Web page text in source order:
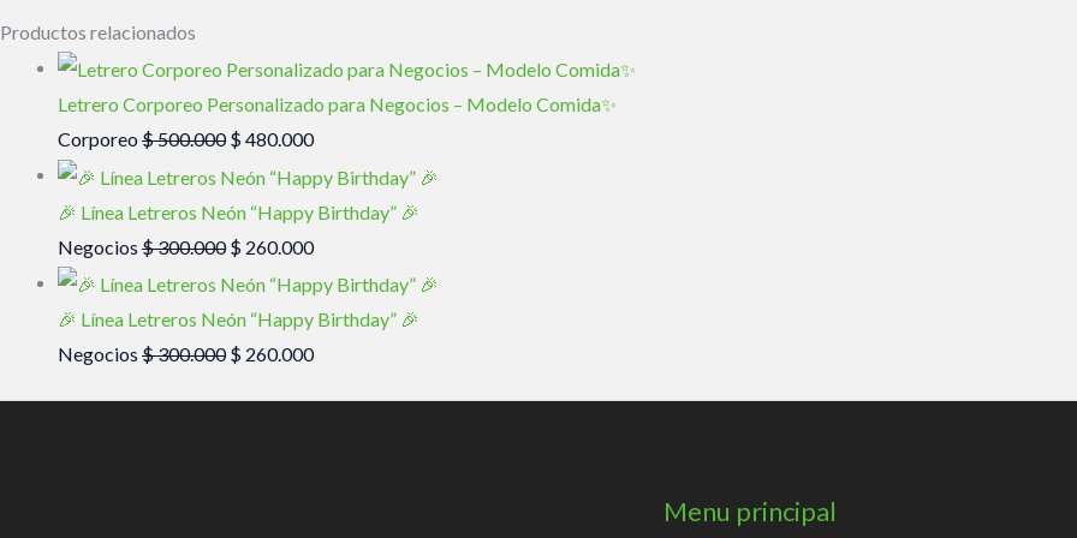
Productos relacionados
Letrero Corporeo Personalizado para Negocios – Modelo Comida✨
Corporeo $500.000 $480.000
🎉 Línea Letreros Neón “Happy Birthday” 🎉
Negocios $300.000 $ 260.000
🎉 Línea Letreros Neón “Happy Birthday” 🎉
Negocios $300.000 $ 260.000
Menu principal